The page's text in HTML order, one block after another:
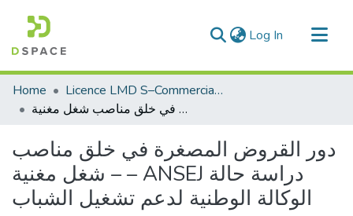
Log In (current)
Communities & Collections
All of DSpace
Home
Licence LMD S–Commerciale
دور القروض المصغرة في خلق مناصب شغل مغنیة – – ANSEJ دراسة حالة الوكالة الوطنیة لدعم تشغیل الشباب
دور القروض المصغرة في خلق مناصب
شغل مغنیة – – ANSEJ دراسة حالة
الوكالة الوطنیة لدعم تشغیل الشباب